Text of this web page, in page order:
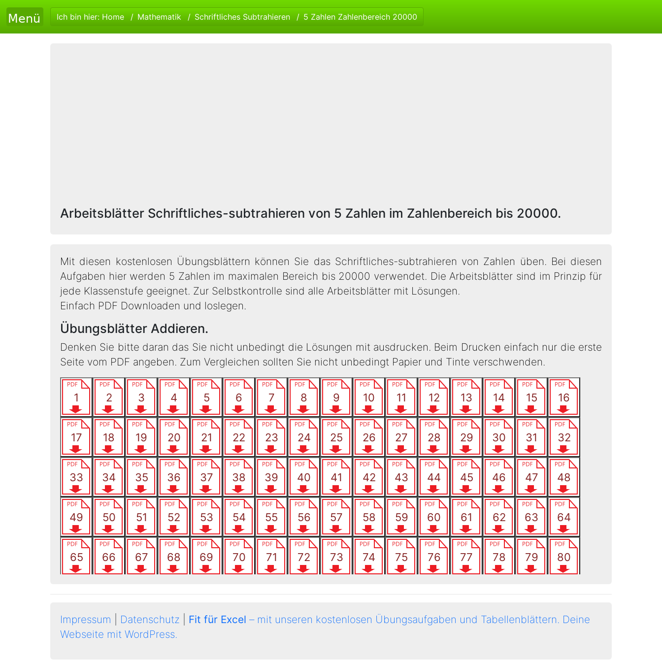
Ich bin hier: Home Mathematik Schriftliches Subtrahieren 5 Zahlen Zahlenbereich 20000
Arbeitsblätter Schriftliches-subtrahieren von 5 Zahlen im Zahlenbereich bis 20000.
Mit diesen kostenlosen Übungsblättern können Sie das Schriftliches-subtrahieren von Zahlen üben. Bei diesen
Aufgaben hier werden 5 Zahlen im maximalen Bereich bis 20000 verwendet. Die Arbeitsblätter sind im Prinzip für
jede Klassenstufe geeignet. Zur Selbstkontrolle sind alle Arbeitsblätter mit Lösungen.
Einfach PDF Downloaden und loslegen.
Übungsblätter Addieren.
Denken Sie bitte daran das Sie nicht unbedingt die Lösungen mit ausdrucken. Beim Drucken einfach nur die erste
Seite vom PDF angeben. Zum Vergleichen sollten Sie nicht unbedingt Papier und Tinte verschwenden.
Impressum Datenschutz Fit für Excel – mit unseren kostenlosen Übungsaufgaben und Tabellenblättern. Deine
Webseite mit WordPress.